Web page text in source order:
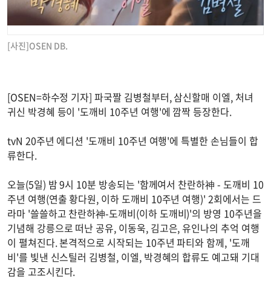
[사진]OSEN DB.
[OSEN=하수정 기자] 파국짤 김병철부터, 삼신할매 이엘, 처녀
귀신 박경혜 등이 '도깨비 10주년 여행'에 깜짝 등장한다.
tvN 20주년 에디션 '도깨비 10주년 여행'에 특별한 손님들이 합
류한다.
오늘(5일) 밤 9시 10분 방송되는 '함께여서 찬란하神 - 도깨비 10
주년 여행(연출 황다원, 이하 도깨비 10주년 여행)' 2회에서는 드
라마 '쓸쓸하고 찬란하神-도깨비(이하 도깨비)'의 방영 10주년을
기념해 강릉으로 떠난 공유, 이동욱, 김고은, 유인나의 추억 여행
이 펼쳐진다. 본격적으로 시작되는 10주년 파티와 함께, '도깨
비'를 빛낸 신스틸러 김병철, 이엘, 박경혜의 합류도 예고돼 기대
감을 고조시킨다.